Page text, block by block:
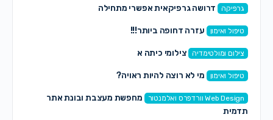
גרפיקה דרושה גרפיקאית אפשרי מתחילה
טיפול ואימון עזרה דחופה ביותר!!!
צילום ומולטימדיה צילומי כיתה א
טיפול ואימון מי לא רוצה להיות ראויה?
Web Design וורדפרס ואלמנטור
מחפשת מעצבת ובונת אתר
תדמית